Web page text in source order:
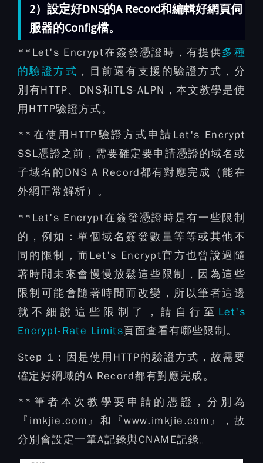
2）設定好DNS的A Record和編輯好網頁伺
服器的Config檔。
**Let's Encrypt在簽發憑證時，有提供多種
的驗證方式 ，目前還有支援的驗證方式，分
別有HTTP、DNS和TLS-ALPN，本文教學是使
用HTTP驗證方式。
**在使用HTTP驗證方式申請Let's Encrypt
SSL憑證之前，需要確定要申請憑證的域名或
子域名的DNS A Record都有對應完成（能在
外網正常解析）。
**Let's Encrypt在簽發憑證時是有一些限制
的，例如：單個域名簽發數量等等或其他不
同的限制，而Let's Encrypt官方也曾說過隨
著時間未來會慢慢放鬆這些限制，因為這些
限制可能會隨著時間而改變，所以筆者這邊
就不細說這些限制了，請自行至 Let's
Encrypt-Rate Limits頁面查看有哪些限制。
Step 1： 因是使用HTTP的驗證方式，故需要
確定好網域的A Record都有對應完成。
**筆者本次教學要申請的憑證，分別為
『imkjie.com』和『www.imkjie.com』，故
分別會設定一筆A記錄與CNAME記錄。